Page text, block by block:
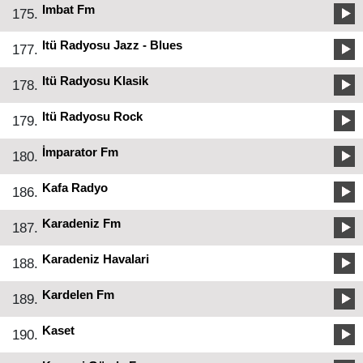
175. Imbat Fm
177. Itü Radyosu Jazz - Blues
178. Itü Radyosu Klasik
179. Itü Radyosu Rock
180. İmparator Fm
186. Kafa Radyo
187. Karadeniz Fm
188. Karadeniz Havalari
189. Kardelen Fm
190. Kaset